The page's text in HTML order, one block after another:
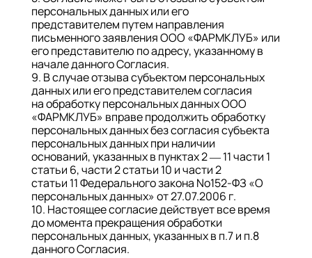
персональных данных или его
представителем путем направления
письменного заявления ООО «ФАРМКЛУБ» или
его представителю по адресу, указанному в
начале данного Согласия.
9. В случае отзыва субъектом персональных
данных или его представителем согласия
на обработку персональных данных ООО
«ФАРМКЛУБ» вправе продолжить обработку
персональных данных без согласия субъекта
персональных данных при наличии
оснований, указанных в пунктах 2 — 11 части 1
статьи 6, части 2 статьи 10 и части 2
статьи 11 Федерального закона No152-ФЗ «О
персональных данных» от 27.07.2006 г.
10. Настоящее согласие действует все время
до момента прекращения обработки
персональных данных, указанных в п.7 и п.8
данного Согласия.